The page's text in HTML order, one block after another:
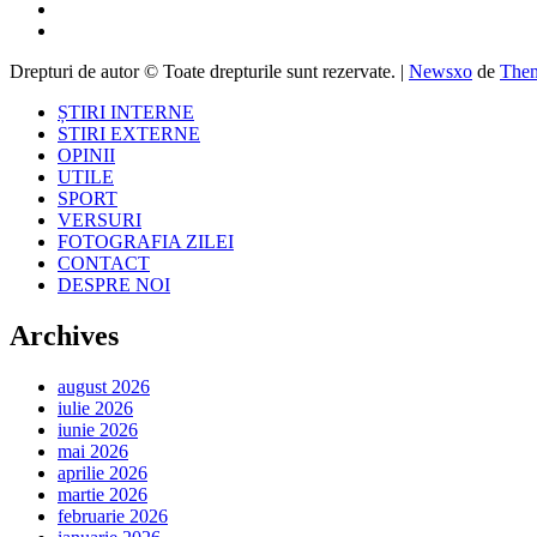
Drepturi de autor © Toate drepturile sunt rezervate. | Newsxo de
ȘTIRI INTERNE
STIRI EXTERNE
OPINII
UTILE
SPORT
VERSURI
FOTOGRAFIA ZILEI
CONTACT
DESPRE NOI
Archives
august 2026
iulie 2026
iunie 2026
mai 2026
aprilie 2026
martie 2026
februarie 2026